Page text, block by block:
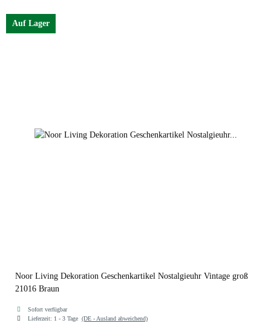
Auf Lager
Noor Living Dekoration Geschenkartikel Nostalgieuhr Vintage groß
21016 Braun
Sofort verfügbar
Lieferzeit: 1 - 3 Tage (DE - Ausland abweichend)